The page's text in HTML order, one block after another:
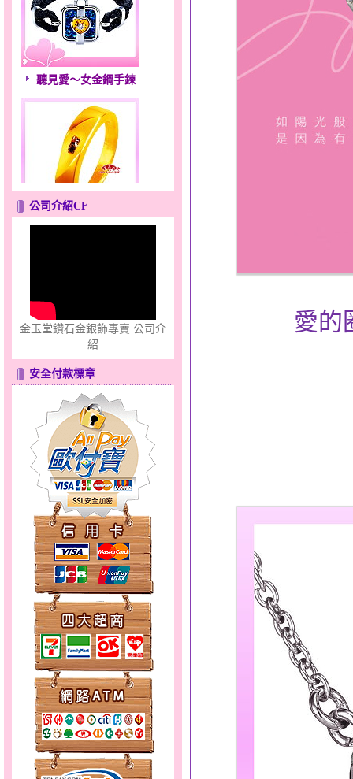
聽見愛～女金鋼手鍊
夢想幸福～男黃金戒指
錦繡龍鳳～黃金耳環
點亮愛情～黃金套鍊
愛在心坎～金銀鋼套鍊
公司介紹CF
金玉堂鑽石金銀飾專賣 公司介
紹
安全付款標章
愛的